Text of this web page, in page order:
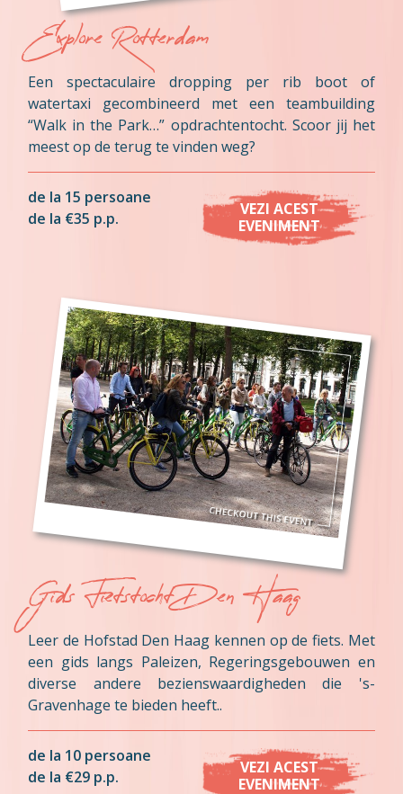
Explore Rotterdam
Een spectaculaire dropping per rib boot of
watertaxi gecombineerd met een teambuilding
“Walk in the Park…” opdrachtentocht. Scoor jij het
meest op de terug te vinden weg?
de la 15 persoane
de la €35 p.p.
VEZI ACEST
EVENIMENT
Gids Fietstocht Den Haag
Leer de Hofstad Den Haag kennen op de fiets. Met
een gids langs Paleizen, Regeringsgebouwen en
diverse andere bezienswaardigheden die 's-
Gravenhage te bieden heeft..
de la 10 persoane
de la €29 p.p.
VEZI ACEST
EVENIMENT